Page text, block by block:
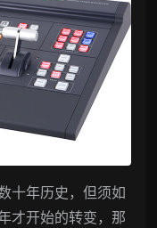
十年历史，但须如
才开始的转变，那